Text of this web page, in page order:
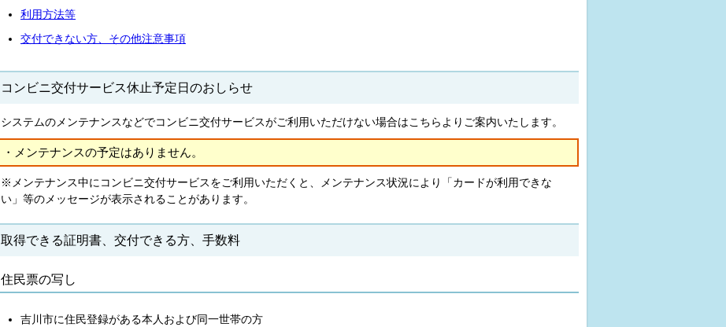
利用方法等
交付できない方、その他注意事項
コンビニ交付サービス休止予定日のおしらせ
システムのメンテナンスなどでコンビニ交付サービスがご利用いただけない場合はこちらよりご案内いたします。
・メンテナンスの予定はありません。
※メンテナンス中にコンビニ交付サービスをご利用いただくと、メンテナンス状況により「カードが利用できな
い」等のメッセージが表示されることがあります。
取得できる証明書、交付できる方、手数料
住民票の写し
吉川市に住民登録がある本人および同一世帯の方